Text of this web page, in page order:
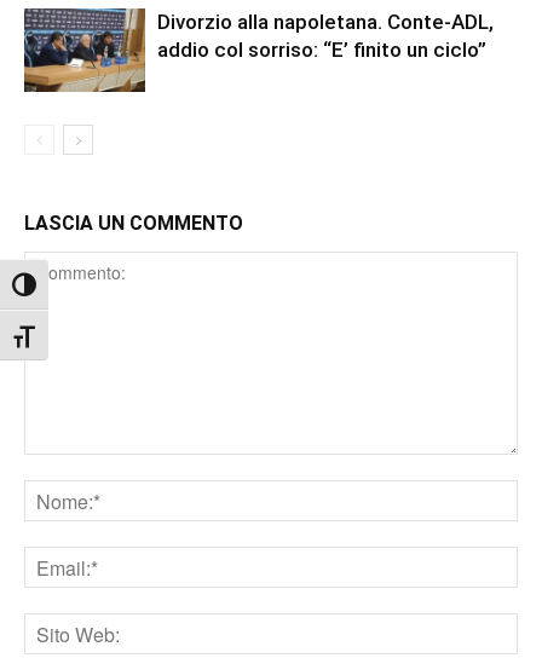
Attiva/disattiva alto contrasto
Attiva/disattiva dimensione testo
Divorzio alla napoletana. Conte-ADL,
addio col sorriso: “E’ finito un ciclo”
LASCIA UN COMMENTO
Comment
Nome
Email
Sito
web